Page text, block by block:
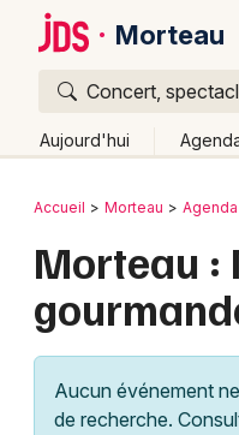
Morteau
Concert,
Aujourd'hui
Publier un
Grands événements
Activité &
Bordeaux
Colmar
Lille
Lyon
Retour
Accueil Morteau Agenda
Morteau :
Aucun événement
de recherche.
Quoi ?
Où ?
Partout
Près de moi
Quand ?
Aujourd'hui
Demain